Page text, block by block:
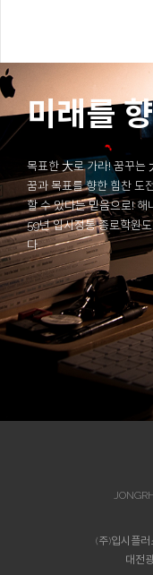
미래를
목표한 大로 가라! 꿈꾸는
꿈과 목표를 향한 힘찬 도
할 수 있다는 믿음으로! 해
59년 입시정통 종로학원
다.
(주)입시플
대전